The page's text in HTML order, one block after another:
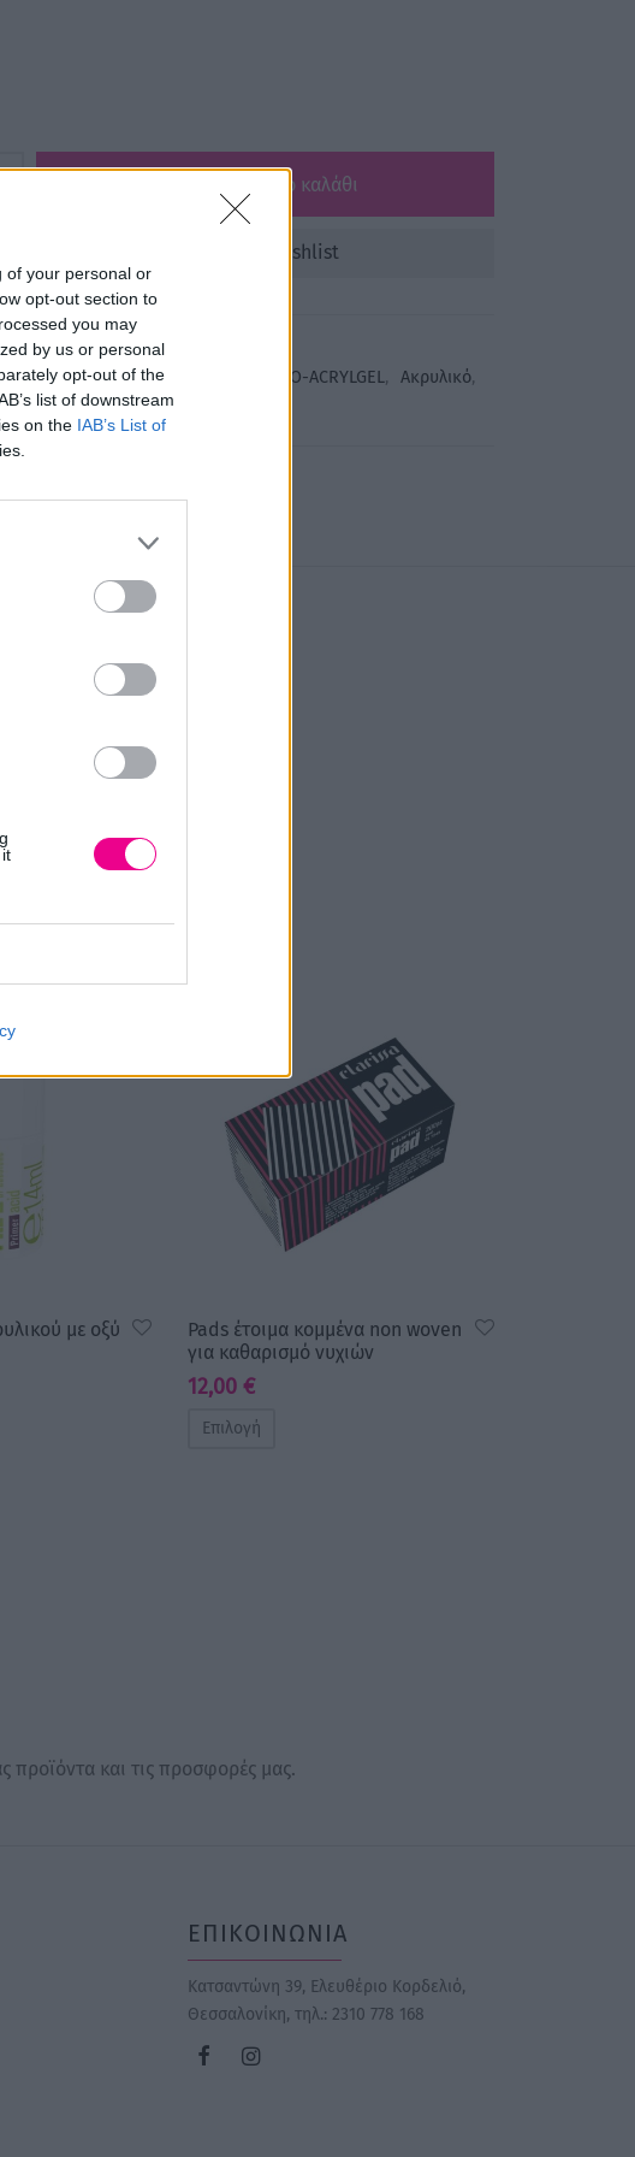
of your personal or
opt-out section to
you may
by us or personal
opt-out of the
list of downstream
on the IAB’s List of
Προσθήκη στο καλάθι
Add to wishlist
Μ/Δ
Acrygel , Clarissa , Gel GEL-ΑΚΡΥΛΙΚΟ-ACRYLGEL, Ακρυλικό,
ΠΕΝΤΙΚΙΟΥΡ
με οξύ
Pads έτοιμα κομμένα non woven
για καθαρισμό νυχιών
12,00 €
Επιλογή
προϊόντα και τις προσφορές μας.
ΕΠΙΚΟΙΝΩΝΙΑ
Κατσαντώνη 39, Ελευθέριο Κορδελιό,
Θεσσαλονίκη, τηλ.: 2310 778 168